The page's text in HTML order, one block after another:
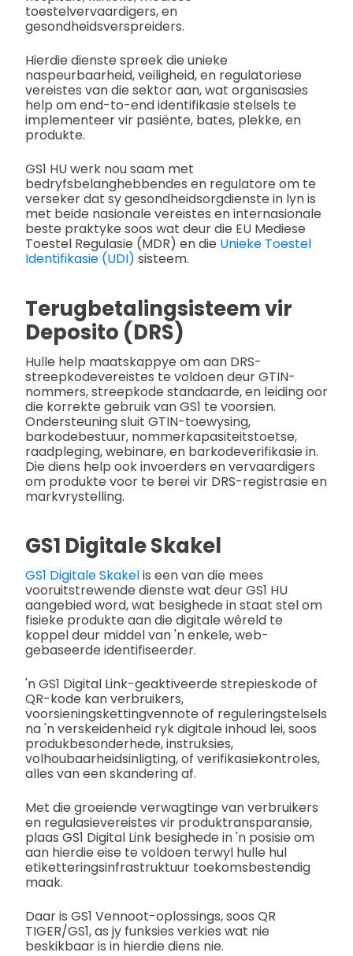
toestelvervaardigers, en
gesondheidsverspreiders.
Hierdie dienste spreek die unieke
naspeurbaarheid, veiligheid, en regulatoriese
vereistes van die sektor aan, wat organisasies
help om end-to-end identifikasie stelsels te
implementeer vir pasiënte, bates, plekke, en
produkte.
GS1 HU werk nou saam met
bedryfsbelanghebbendes en regulatore om te
verseker dat sy gesondheidsorgdienste in lyn is
met beide nasionale vereistes en internasionale
beste praktyke soos wat deur die EU Mediese
Toestel Regulasie (MDR) en die Unieke Toestel
Identifikasie (UDI) sisteem.
Terugbetalingsisteem vir
Deposito (DRS)
Hulle help maatskappye om aan DRS-
streepkodevereistes te voldoen deur GTIN-
nommers, streepkode standaarde, en leiding oor
die korrekte gebruik van GS1 te voorsien.
Ondersteuning sluit GTIN-toewysing,
barkodebestuur, nommerkapasiteitstoetse,
raadpleging, webinare, en barkodeverifikasie in.
Die diens help ook invoerders en vervaardigers
om produkte voor te berei vir DRS-registrasie en
markvrystelling.
GS1 Digitale Skakel
GS1 Digitale Skakelis een van die mees
vooruitstrewende dienste wat deur GS1 HU
aangebied word, wat besighede in staat stel om
fisieke produkte aan die digitale wêreld te
koppel deur middel van 'n enkele, web-
gebaseerde identifiseerder.
'n GS1 Digital Link-geaktiveerde strepieskode of
QR-kode kan verbruikers,
voorsieningskettingvennote of reguleringstelsels
na 'n verskeidenheid ryk digitale inhoud lei, soos
produkbesonderhede, instruksies,
volhoubaarheidsinligting, of verifikasiekontroles,
alles van een skandering af.
Met die groeiende verwagtinge van verbruikers
en regulasievereistes vir produktransparansie,
plaas GS1 Digital Link besighede in 'n posisie om
aan hierdie eise te voldoen terwyl hulle hul
etiketteringsinfrastruktuur toekomsbestendig
maak.
Daar is GS1 Vennoot-oplossings, soos QR
TIGER/GS1, as jy funksies verkies wat nie
beskikbaar is in hierdie diens nie.